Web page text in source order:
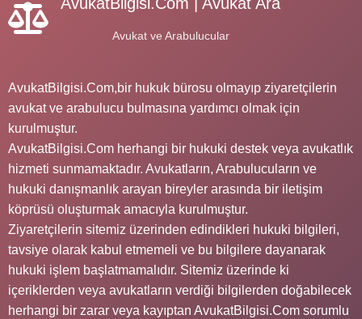
Avukat ve Arabulucular
AvukatBilgisi.Com,bir hukuk bürosu olmayıp ziyaretçilerin
avukat ve arabulucu bulmasına yardımcı olmak için
kurulmuştur.
AvukatBilgisi.Com herhangi bir hukuki destek veya avukatlık
hizmeti sunmamaktadır. Avukatların, Arabulucuların ve
hukuki danışmanlık arayan bireyler arasında bir iletişim
köprüsü oluşturmak amacıyla kurulmuştur.
Ziyaretçilerin sitemiz üzerinden edindikleri hukuki bilgileri,
tavsiye olarak kabul etmemeli ve bu bilgilere dayanarak
hukuki işlem başlatmamalıdır. Sitemiz üzerinde ki
içeriklerden veya avukatların verdiği bilgilerden doğabilecek
herhangi bir zarar veya kayıptan AvukatBilgisi.Com sorumlu